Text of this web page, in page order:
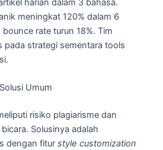
harian dalam 3 bahasa.
meningkat 120% dalam 6
rate turun 18%. Tim
pada strategi sementara tools
Umum
risiko plagiarisme dan
Solusinya adalah
dengan fitur style customization